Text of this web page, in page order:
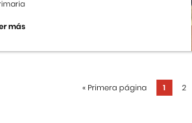
más
« Primera página 1 2